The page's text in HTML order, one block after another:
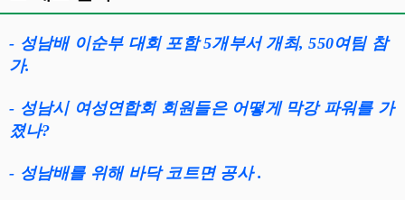
- 성남배 이순부 대회 포함 5개부서 개최, 550여팀 참
가.
- 성남시 여성연합회 회원들은 어떻게 막강 파워를 가
졌나?
- 성남배를 위해 바닥 코트면 공사 .